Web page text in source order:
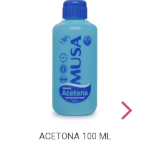
ACETONA 100 ML